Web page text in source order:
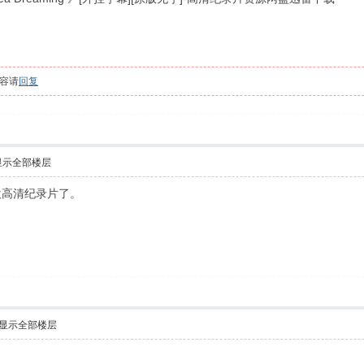
请回复
示全部楼层
清纪录片了。
示全部楼层